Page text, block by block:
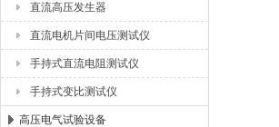
直流高压发生器
直流电机片间电压测试仪
手持式直流电阻测试仪
手持式变比测试仪
高压电气试验设备